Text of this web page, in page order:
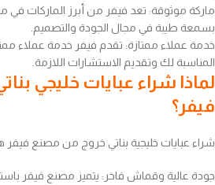
ماركة موثوقة: تعد فيفر من أبرز الماركات في
بسمعة طيبة في مجال الجودة والتصميم.
خدمة عملاء ممتازة: تقدم فيفر خدمة عملاء
المناسبة لك وتقديم الاستشارات اللازمة.
لماذا شراء عبايات خليجي
فيفر؟
شراء عبايات خليجية بناتي خروج من مصنع فيفر
جودة عالية وقماش فاخر: يتميز مصنع فيفر